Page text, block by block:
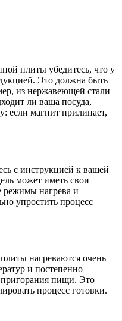
плиты убедитесь, что у
Это должна быть
из нержавеющей стали
ли ваша посуда,
если магнит прилипает,
с инструкцией к вашей
может иметь свои
режимы нагрева и
упростить процесс
нагреваются очень
и постепенно
пригорания пищи. Это
процесс готовки.